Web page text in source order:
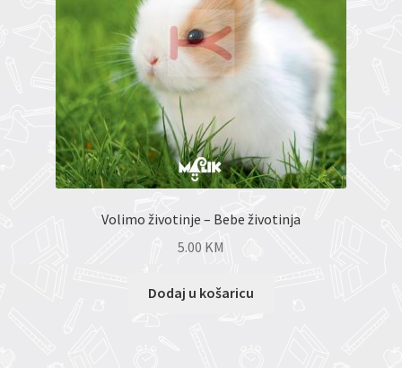
Volimo životinje – Bebe životinja
5.00 KM
Dodaj u košaricu